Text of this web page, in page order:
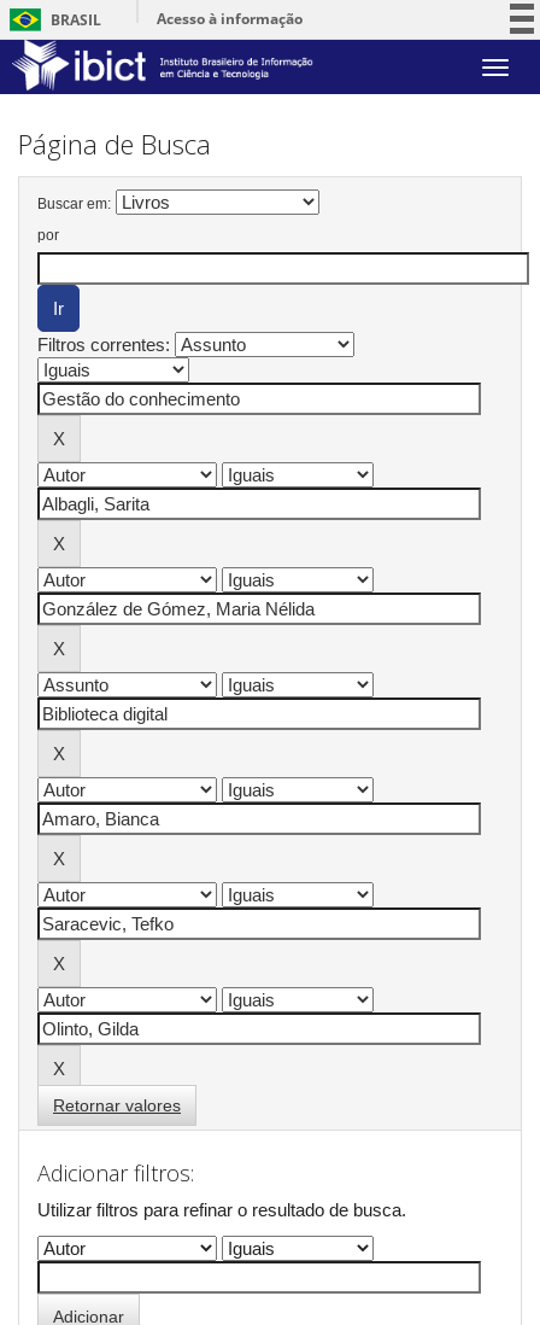
BRASIL
Acesso à informação
Serviços
Skip
Página de Busca
Buscar em:
por
Filtros correntes:
Retornar valores
Adicionar filtros:
Utilizar filtros para refinar o resultado de busca.